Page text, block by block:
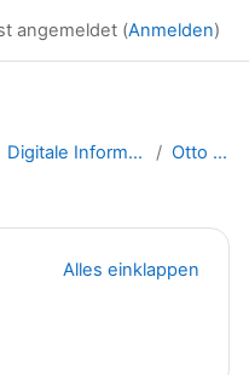
angemeldet (Anmelden)
Digitale Information - SS 2015... Otto Korbinian
Alles einklappen